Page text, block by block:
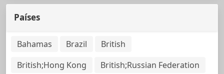
Países
Bahamas Brazil
British
British;Hong Kong
British;Russian Federation